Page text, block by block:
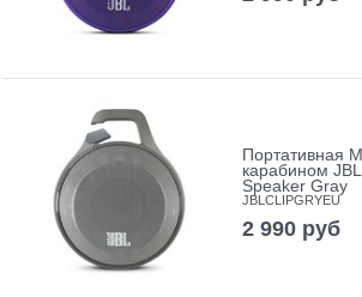
Портативная
карабином
Speaker Gray
JBLCLIPGRYEU
2 990 руб